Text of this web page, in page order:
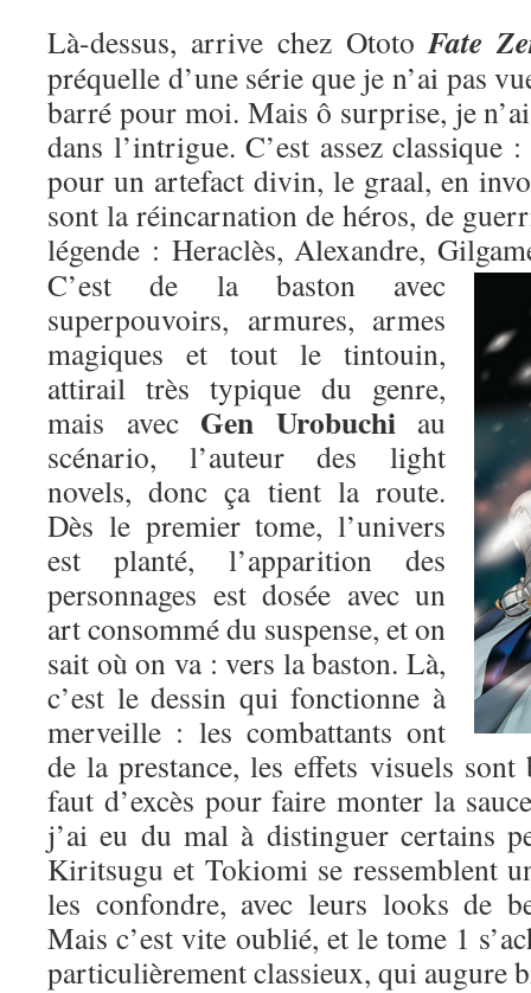
Là-dessus, arrive chez OtotoFate
préquelle d’une série que je n’ai pas
barré pour moi. Mais ô surprise, je
dans l’intrigue. C’est assez classique
pour un artefact divin, le graal, en
sont la réincarnation de héros, de
légende : Heraclès, Alexandre,
C’est de la baston avec
superpouvoirs, armures, armes
magiques et tout le tintouin,
attirail très typique du genre,
mais avec Gen Urobuchiau
scénario, l’auteur des light
novels, donc ça tient la route.
Dès le premier tome, l’univers
est planté, l’apparition des
personnages est dosée avec un
art consommé du suspense, et on
sait où on va : vers la baston. Là,
c’est le dessin qui fonctionne à
merveille : les combattants ont
de la prestance, les effets visuels sont
faut d’excès pour faire monter la
j’ai eu du mal à distinguer certains
Kiritsugu et Tokiomi se ressemblent
les confondre, avec leurs looks de
Mais c’est vite oublié, et le tome 1
particulièrement classieux, qui augure